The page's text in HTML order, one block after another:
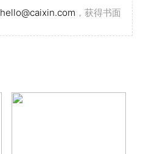
hello@caixin.com ，获得书面